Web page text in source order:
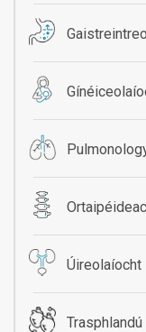
Úireolaíocht
Trasphlandú